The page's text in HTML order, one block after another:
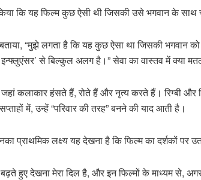
कि यह फिल्म कुछ ऐसी थी जिसकी उसे भगवान के
बताया, “मुझे लगता है कि यह कुछ ऐसा था जिसकी
इन्फ्लुएंसर’ से बिल्कुल अलग है।” सेवा का वास्तव में क्या
कलाकार हंसते हैं, रोते हैं और नृत्य करते हैं। रिग्बी और
में, उन्हें “परिवार की तरह” बनने की याद आती है।
प्राथमिक लक्ष्य यह देखना है कि फिल्म का दर्शकों पर
हुए देखना मेरा दिल है, और इन फिल्मों के माध्यम से,